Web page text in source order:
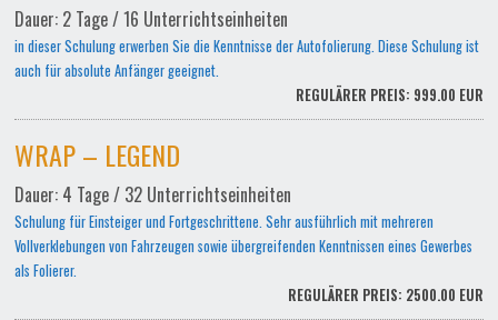
Dauer: 2 Tage / 16 Unterrichtseinheiten
in dieser Schulung erwerben Sie die Kenntnisse der Autofolierung. Diese Schulung ist
auch für absolute Anfänger geeignet.
REGULÄRER PREIS: 999.00 EUR
WRAP – LEGEND
Dauer: 4 Tage / 32 Unterrichtseinheiten
Schulung für Einsteiger und Fortgeschrittene. Sehr ausführlich mit mehreren
Vollverklebungen von Fahrzeugen sowie übergreifenden Kenntnissen eines Gewerbes
als Folierer.
REGULÄRER PREIS: 2500.00 EUR